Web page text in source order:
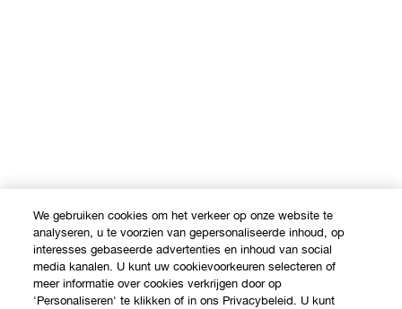
We gebruiken cookies om het verkeer op onze website te
analyseren, u te voorzien van gepersonaliseerde inhoud, op
interesses gebaseerde advertenties en inhoud van social
media kanalen. U kunt uw cookievoorkeuren selecteren of
meer informatie over cookies verkrijgen door op
'Personaliseren' te klikken of in ons Privacybeleid. U kunt